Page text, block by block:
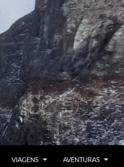
VIAGENS AVENTURAS